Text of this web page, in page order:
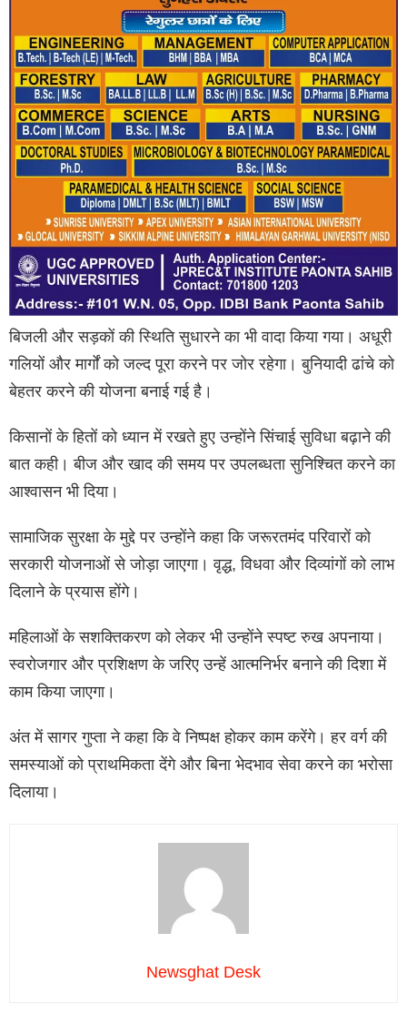
बिजली और सड़कों की स्थिति सुधारने का भी वादा किया गया। अधूरी
गलियों और मार्गों को जल्द पूरा करने पर जोर रहेगा। बुनियादी ढांचे को
बेहतर करने की योजना बनाई गई है।
किसानों के हितों को ध्यान में रखते हुए उन्होंने सिंचाई सुविधा बढ़ाने की
बात कही। बीज और खाद की समय पर उपलब्धता सुनिश्चित करने का
आश्वासन भी दिया।
सामाजिक सुरक्षा के मुद्दे पर उन्होंने कहा कि जरूरतमंद परिवारों को
सरकारी योजनाओं से जोड़ा जाएगा। वृद्ध, विधवा और दिव्यांगों को लाभ
दिलाने के प्रयास होंगे।
महिलाओं के सशक्तिकरण को लेकर भी उन्होंने स्पष्ट रुख अपनाया।
स्वरोजगार और प्रशिक्षण के जरिए उन्हें आत्मनिर्भर बनाने की दिशा में
काम किया जाएगा।
अंत में सागर गुप्ता ने कहा कि वे निष्पक्ष होकर काम करेंगे। हर वर्ग की
समस्याओं को प्राथमिकता देंगे और बिना भेदभाव सेवा करने का भरोसा
दिलाया।
Newsghat Desk